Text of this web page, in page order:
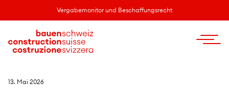
Vergabemonitor und Beschaffungsrecht
13. Mai 2026